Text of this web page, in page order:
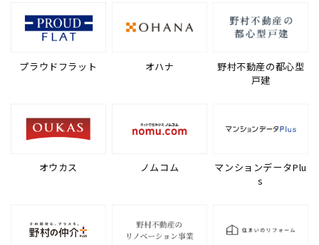
プラウドフラット オハナ
野村不動産の都心型
戸建
オウカス ノムコム
マンションデータPlu
s